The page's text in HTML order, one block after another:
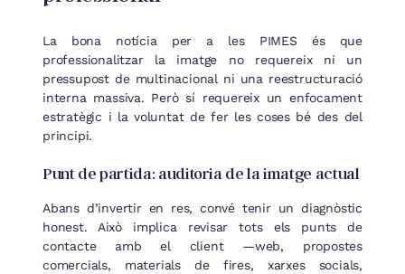
La bona notícia per a les PIMES és que
professionalitzar la imatge no requereix ni un
pressupost de multinacional ni una reestructuració
interna massiva. Però sí requereix un enfocament
estratègic i la voluntat de fer les coses bé des del
principi.
Punt de partida: auditoria de la imatge actual
Abans d’invertir en res, convé tenir un diagnòstic
honest. Això implica revisar tots els punts de
contacte amb el client —web, propostes
comercials, materials de fires, xarxes socials,